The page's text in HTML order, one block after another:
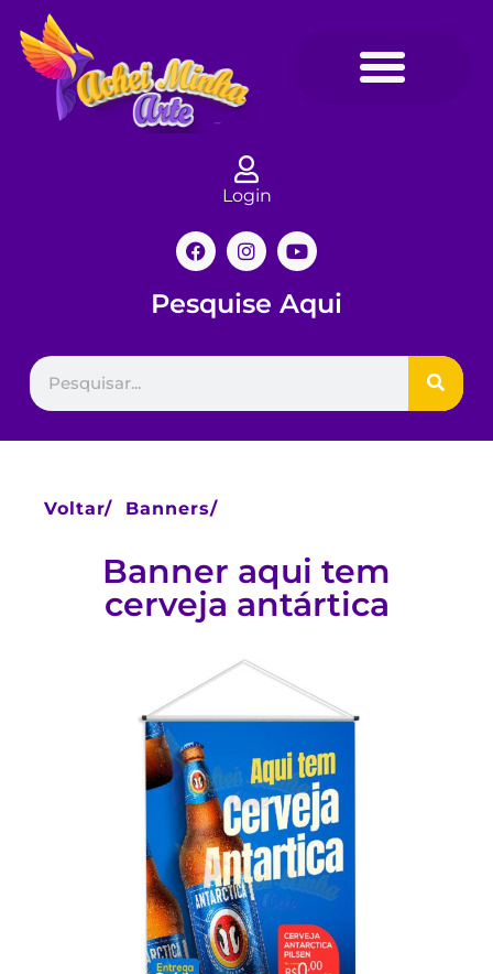
Login
Pesquise Aqui
Voltar/ Banners/
Banner aqui tem
cerveja antártica